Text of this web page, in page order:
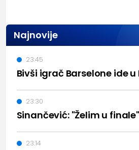
Najnovije
Bivši igrač Barselone ide u
23:45
Sinančević: "Želim u finale"
23:30
23:14